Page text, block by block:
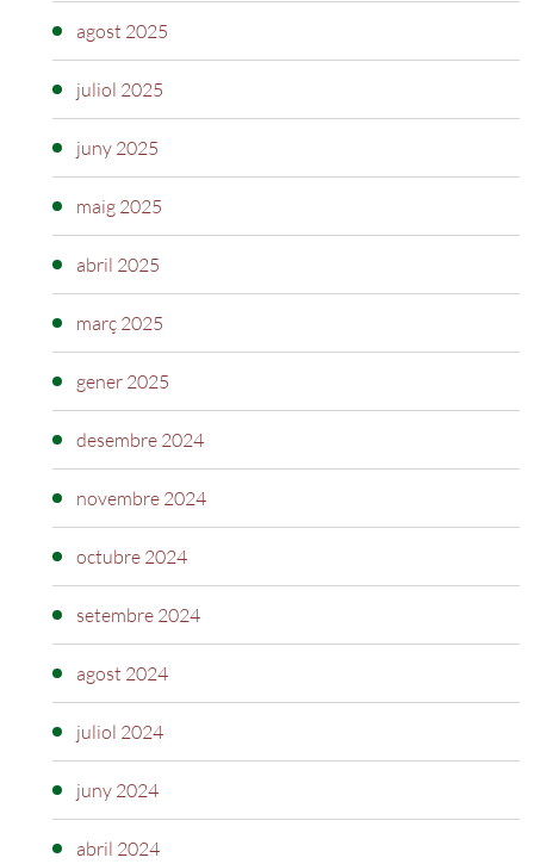
agost 2025
juliol 2025
juny 2025
maig 2025
abril 2025
març 2025
gener 2025
desembre 2024
novembre 2024
octubre 2024
setembre 2024
agost 2024
juliol 2024
juny 2024
abril 2024